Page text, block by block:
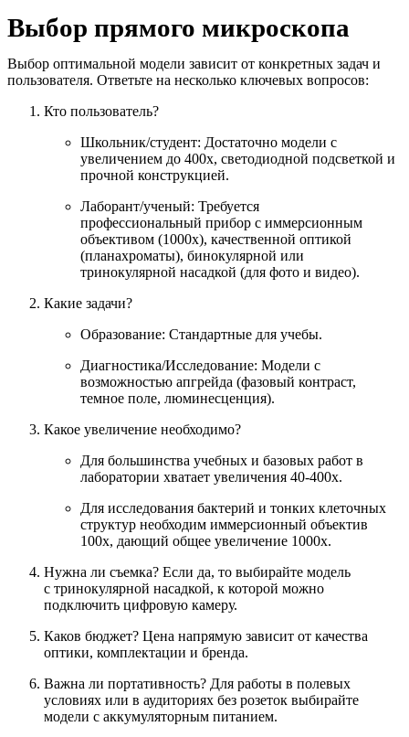
Выбор прямого микроскопа
Выбор оптимальной модели зависит от конкретных задач и
пользователя. Ответьте на несколько ключевых вопросов:
Кто пользователь?
Школьник/студент: Достаточно модели с
увеличением до 400х, светодиодной подсветкой и
прочной конструкцией.
Лаборант/ученый: Требуется
профессиональный прибор с иммерсионным
объективом (1000х), качественной оптикой
(планахроматы), бинокулярной или
тринокулярной насадкой (для фото и видео).
Какие задачи?
Образование: Стандартные для учебы.
Диагностика/Исследование: Модели с
возможностью апгрейда (фазовый контраст,
темное поле, люминесценция).
Какое увеличение необходимо?
Для большинства учебных и базовых работ в
лаборатории хватает увеличения 40-400х.
Для исследования бактерий и тонких клеточных
структур необходим иммерсионный объектив
100х, дающий общее увеличение 1000х.
Нужна ли съемка? Если да, то выбирайте модель
с тринокулярной насадкой, к которой можно
подключить цифровую камеру.
Каков бюджет? Цена напрямую зависит от качества
оптики, комплектации и бренда.
Важна ли портативность? Для работы в полевых
условиях или в аудиториях без розеток выбирайте
модели с аккумуляторным питанием.